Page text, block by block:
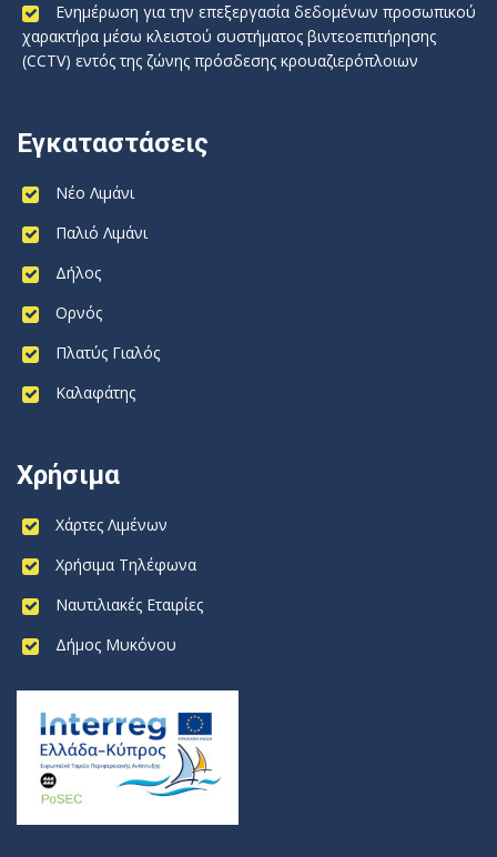
Ενημέρωση για την επεξεργασία δεδομένων προσωπικού
χαρακτήρα μέσω κλειστού συστήματος βιντεοεπιτήρησης
(CCTV) εντός της ζώνης πρόσδεσης κρουαζιερόπλοιων
Εγκαταστάσεις
Νέο Λιμάνι
Παλιό Λιμάνι
Δήλος
Ορνός
Πλατύς Γιαλός
Καλαφάτης
Χρήσιμα
Χάρτες Λιμένων
Χρήσιμα Τηλέφωνα
Ναυτιλιακές Εταιρίες
Δήμος Μυκόνου